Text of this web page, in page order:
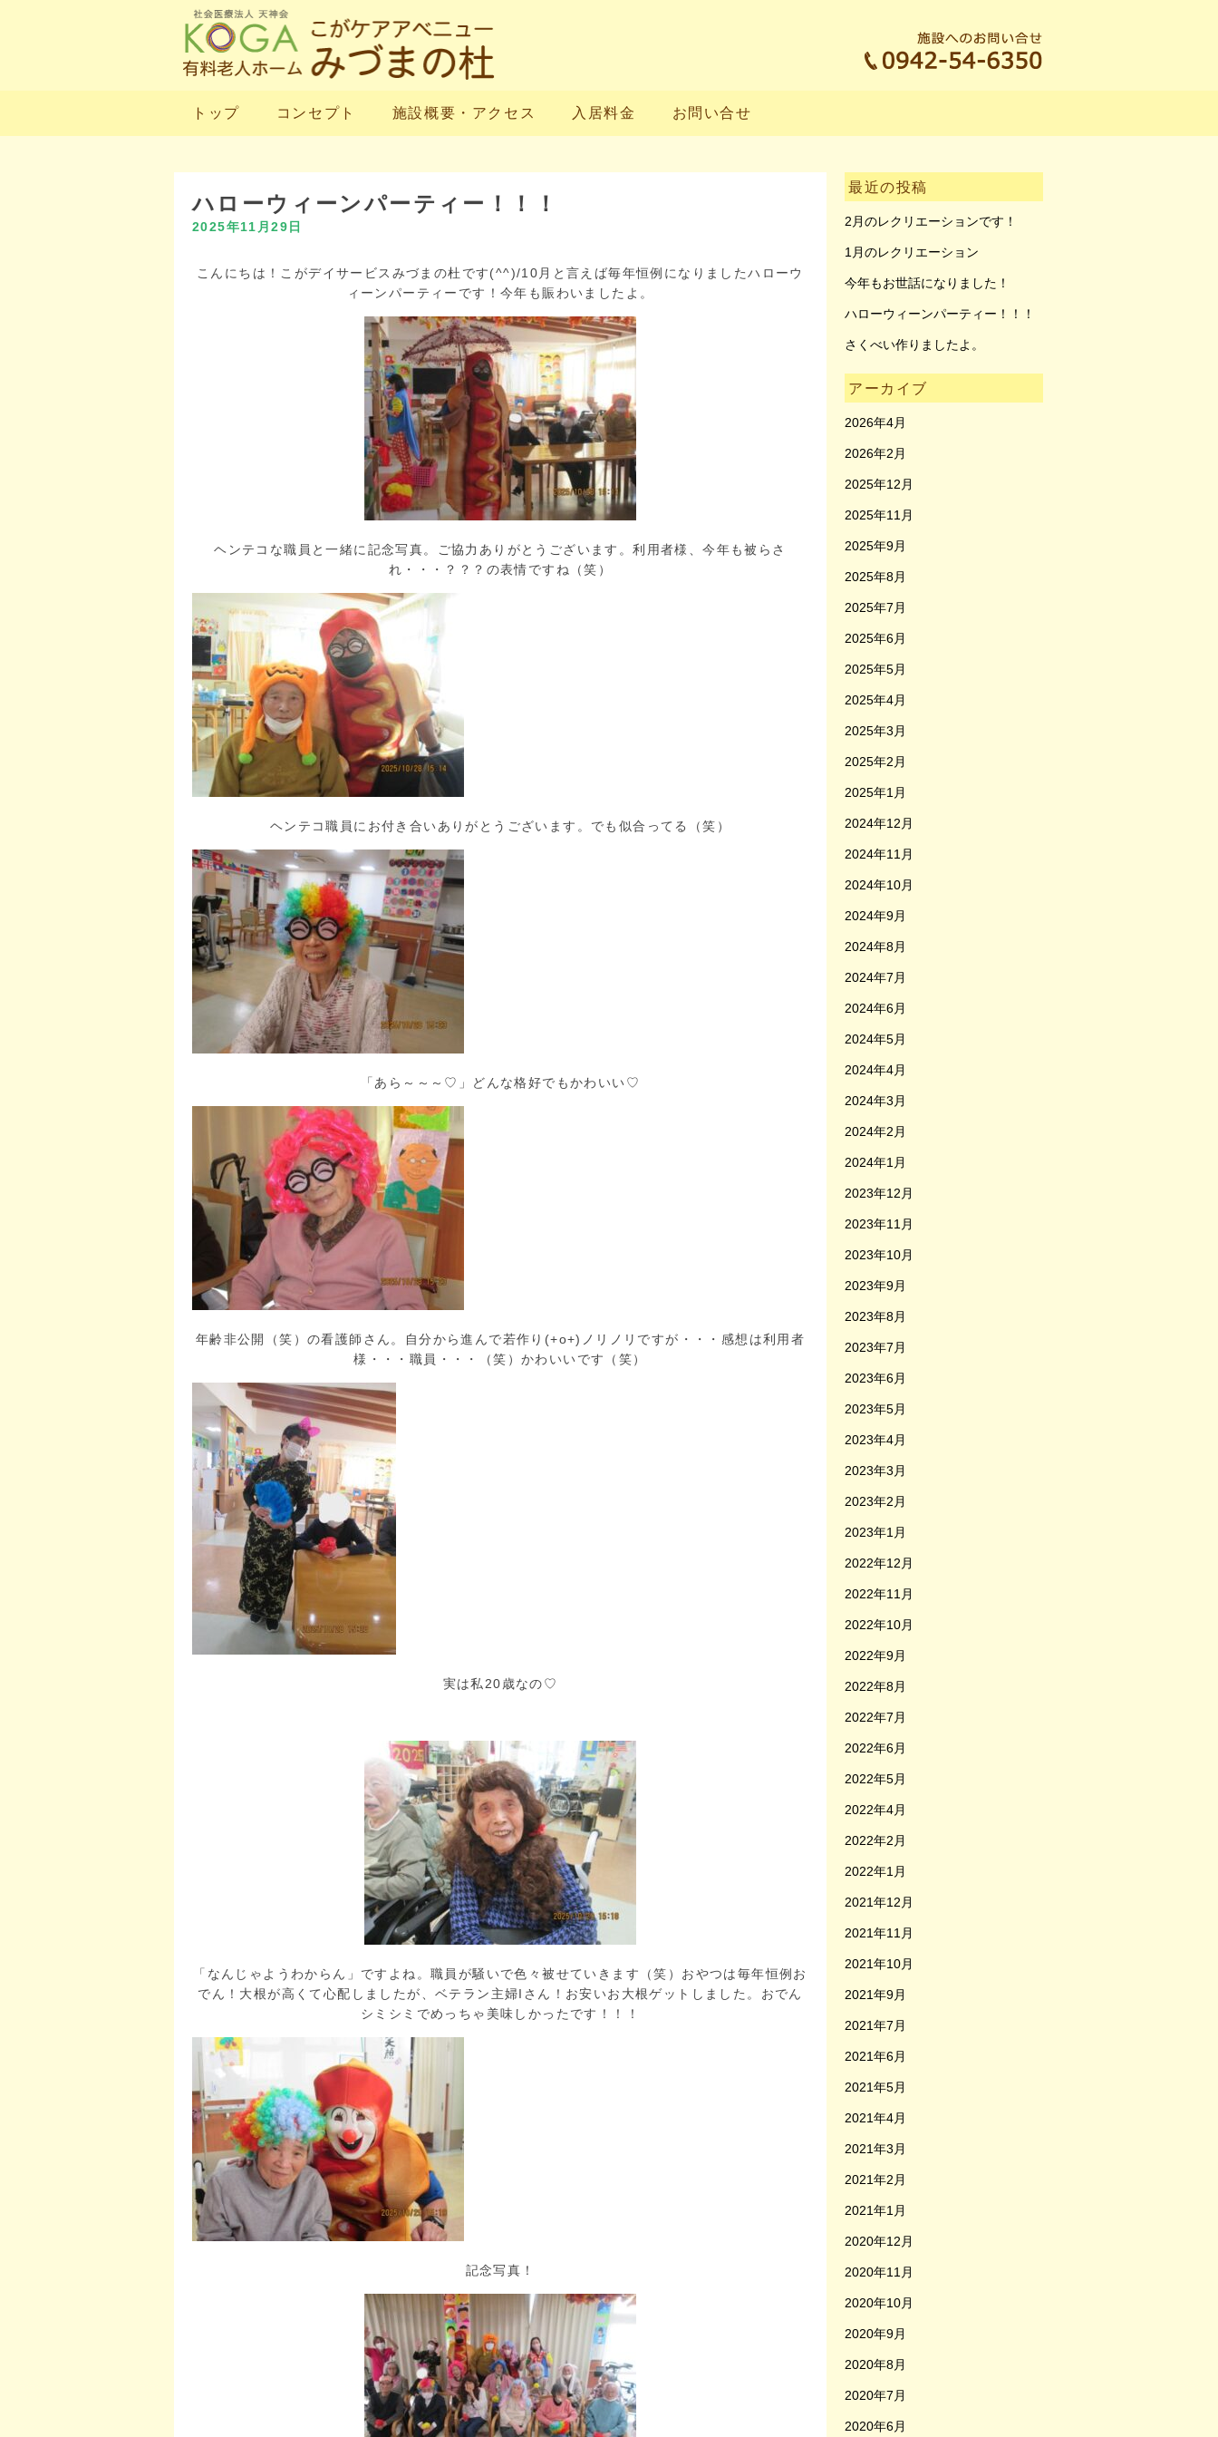
トップ コンセプト 施設概要・アクセス 入居料金 お問い合せ
ハローウィーンパーティー！！！
2025年11月29日
こんにちは！こがデイサービスみづまの杜です(^^)/10月と言えば毎年恒例になりましたハローウ
ィーンパーティーです！今年も賑わいましたよ。
ヘンテコな職員と一緒に記念写真。ご協力ありがとうございます。利用者様、今年も被らさ
れ・・・？？？の表情ですね（笑）
ヘンテコ職員にお付き合いありがとうございます。でも似合ってる（笑）
「あら～～～♡」どんな格好でもかわいい♡
年齢非公開（笑）の看護師さん。自分から進んで若作り(+o+)ノリノリですが・・・感想は利用者
様・・・職員・・・（笑）かわいいです（笑）
実は私20歳なの♡
「なんじゃようわからん」ですよね。職員が騒いで色々被せていきます（笑）おやつは毎年恒例お
でん！大根が高くて心配しましたが、ベテラン主婦Iさん！お安いお大根ゲットしました。おでん
シミシミでめっちゃ美味しかったです！！！
記念写真！
最近の投稿
2月のレクリエーションです！
1月のレクリエーション
今年もお世話になりました！
ハローウィーンパーティー！！！
さくべい作りましたよ。
アーカイブ
2026年4月
2026年2月
2025年12月
2025年11月
2025年9月
2025年8月
2025年7月
2025年6月
2025年5月
2025年4月
2025年3月
2025年2月
2025年1月
2024年12月
2024年11月
2024年10月
2024年9月
2024年8月
2024年7月
2024年6月
2024年5月
2024年4月
2024年3月
2024年2月
2024年1月
2023年12月
2023年11月
2023年10月
2023年9月
2023年8月
2023年7月
2023年6月
2023年5月
2023年4月
2023年3月
2023年2月
2023年1月
2022年12月
2022年11月
2022年10月
2022年9月
2022年8月
2022年7月
2022年6月
2022年5月
2022年4月
2022年2月
2022年1月
2021年12月
2021年11月
2021年10月
2021年9月
2021年7月
2021年6月
2021年5月
2021年4月
2021年3月
2021年2月
2021年1月
2020年12月
2020年11月
2020年10月
2020年9月
2020年8月
2020年7月
2020年6月